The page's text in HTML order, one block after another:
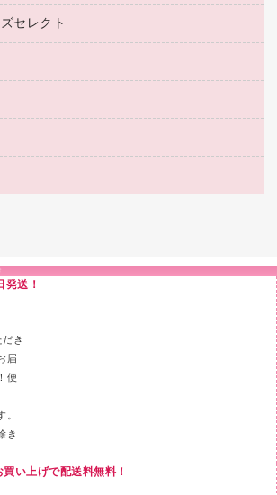
ス
ル
ー
（差替式）
（固定式）
２穴インデックス
用マーカー
性）
ルインク）
ル用替芯
ラー
ープ
／ペンケース
ブックスタンド
品
会計用品
セレクト
飲料）
ト（食品・飲料）
（食品・飲料・食添製品）
発送！
だき
届
便
。
き
い上げで配送料無料！